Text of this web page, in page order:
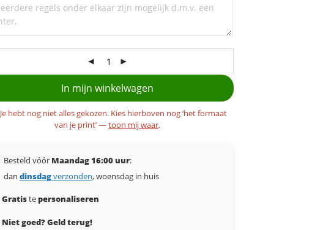
In mijn winkelwagen
Je hebt nog niet alles gekozen. Kies hierboven nog ‘het formaat
van je print’ —toon mij waar.
Besteld vóór Maandag 16:00 uur:
dan dinsdagverzonden, woensdag in huis
Gratistepersonaliseren
Niet goed? Geld terug!